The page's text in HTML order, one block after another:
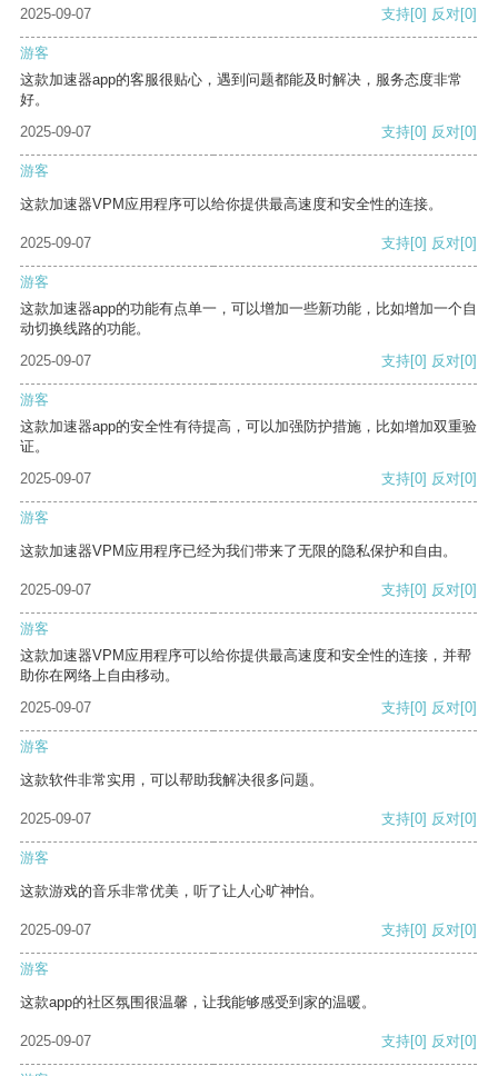
2025-09-07
支持[0] 反对[0]
游客
这款加速器app的客服很贴心，遇到问题都能及时解决，服务态度非常
好。
2025-09-07
支持[0] 反对[0]
游客
这款加速器VPM应用程序可以给你提供最高速度和安全性的连接。
2025-09-07 支持[0] 反对[0]
游客
这款加速器app的功能有点单一，可以增加一些新功能，比如增加一个自
动切换线路的功能。
2025-09-07
支持[0] 反对[0]
游客
这款加速器app的安全性有待提高，可以加强防护措施，比如增加双重验
证。
2025-09-07
支持[0] 反对[0]
游客
这款加速器VPM应用程序已经为我们带来了无限的隐私保护和自由。
2025-09-07 支持[0] 反对[0]
游客
这款加速器VPM应用程序可以给你提供最高速度和安全性的连接，并帮
助你在网络上自由移动。
2025-09-07
支持[0] 反对[0]
游客
这款软件非常实用，可以帮助我解决很多问题。
2025-09-07 支持[0] 反对[0]
游客
这款游戏的音乐非常优美，听了让人心旷神怡。
2025-09-07 支持[0] 反对[0]
游客
这款app的社区氛围很温馨，让我能够感受到家的温暖。
2025-09-07 支持[0] 反对[0]